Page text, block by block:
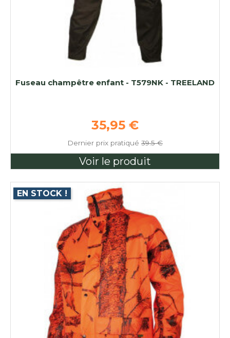
Fuseau champêtre enfant - T579NK - TREELAND
Prix de base
35,95 €
Dernier prix pratiqué 39.5 €
Voir le produit
EN STOCK !